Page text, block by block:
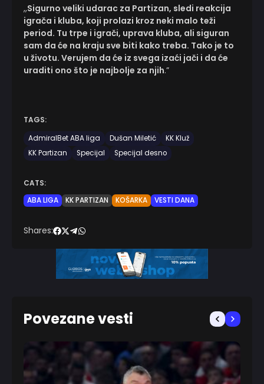
,,Sigurno veliki udarac za Partizan, sledi reakcija
igrača i kluba, koji prolazi kroz neki malo teži
period. Tu trpe i igrači, uprava kluba, ali siguran
sam da će na kraju sve biti kako treba. Tako je to
u životu. Verujem da će iz svega izaći jači i da će
uraditi ono što je najbolje za njih.”
TAGS:
AdmiralBet ABA liga
Dušan Miletić
KK Kluž
KK Partizan
Specijal Specijal desno
CATS:
ABA LIGA
KK PARTIZAN KOŠARKA VESTI DANA
Shares:
Povezane vesti